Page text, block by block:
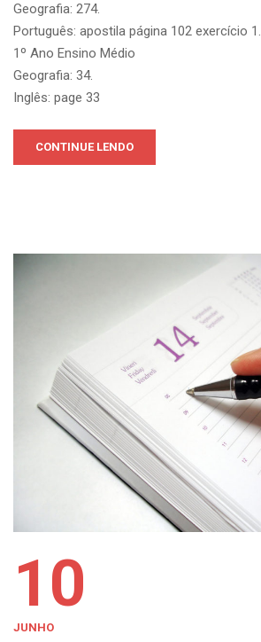
Geografia: 274.
Português: apostila página 102 exercício 1.
1º Ano Ensino Médio
Geografia: 34.
Inglês: page 33
CONTINUE LENDO
10
JUNHO